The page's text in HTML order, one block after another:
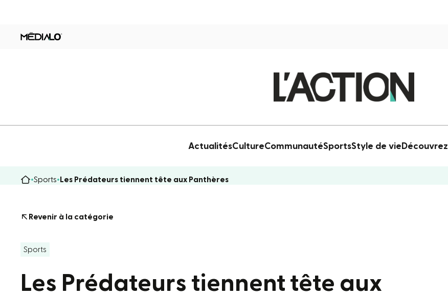
ActualitésCultureCommunautéSportsStyle de vie Découvrez
Sports Les Prédateurs tiennent tête aux Panthères
Revenir à la catégorie
Sports
Les Prédateurs tiennent tête aux